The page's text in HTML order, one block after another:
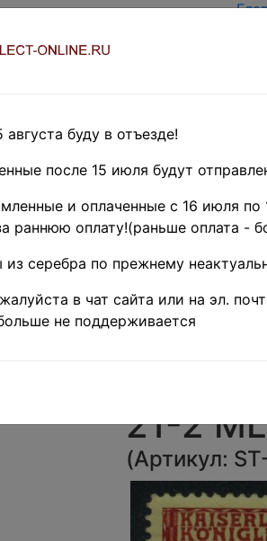
Главная»
»Европа »
Австрия
Ломбардия
21-2
(Артикул:
буду в отъезде!
после 15 июля будут
и оплаченные с 16 июля по
раннюю оплату!(раньше оплата -
серебра по прежнему
в чат сайта или на эл.
не поддерживается